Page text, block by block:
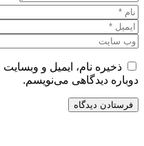
ذخیره نام، ایمیل و
دوباره دیدگاهی می‌نویسم.